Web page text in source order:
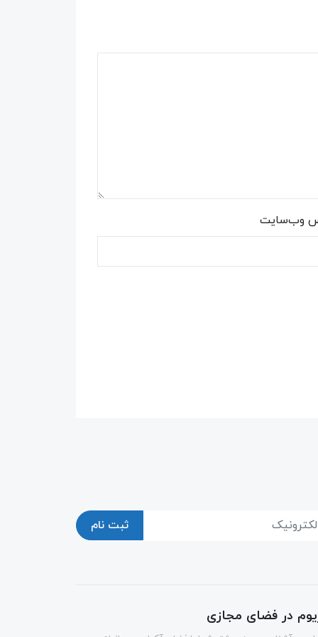
وب‌سایت
ثبت نام
در فضای مجازی